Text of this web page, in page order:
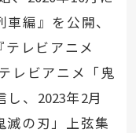
編』を公開、
テレビアニメ
レビアニメ「鬼
、 2023年2月
滅の刃」上弦集